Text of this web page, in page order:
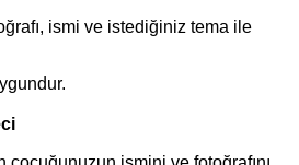
ismi ve istediğiniz tema ile